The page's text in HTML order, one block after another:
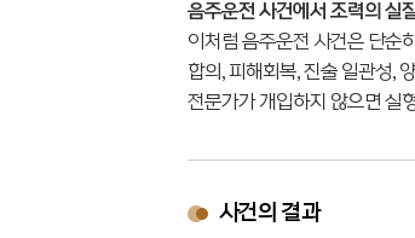
음주운전 사건에서 조력의 실
이처럼 음주운전 사건은 단순
합의, 피해회복, 진술 일관성,
전문가가 개입하지 않으면 실
사건의 결과